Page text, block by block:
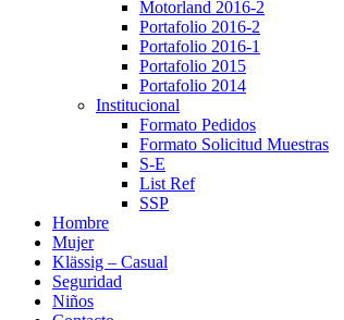
Motorland 2016-2
Portafolio 2016-2
Portafolio 2016-1
Portafolio 2015
Portafolio 2014
Institucional
Formato Pedidos
Formato Solicitud Muestras
S-E
List Ref
SSP
Hombre
Mujer
Klässig – Casual
Seguridad
Niños